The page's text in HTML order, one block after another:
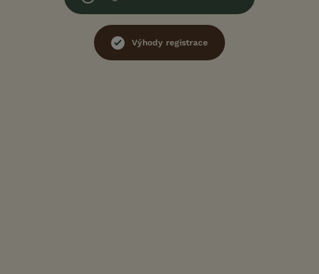
Výhody registrace